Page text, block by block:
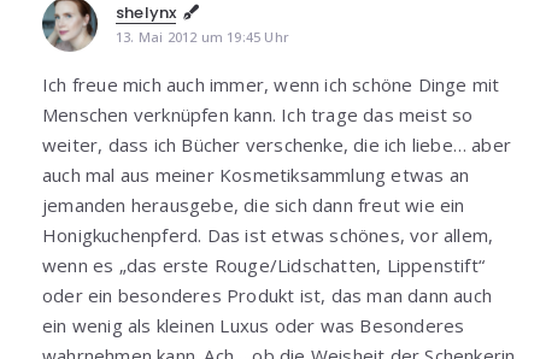
shelynx
13. Mai 2012 um 19:45 Uhr
Ich freue mich auch immer, wenn ich schöne Dinge mit
Menschen verknüpfen kann. Ich trage das meist so
weiter, dass ich Bücher verschenke, die ich liebe… aber
auch mal aus meiner Kosmetiksammlung etwas an
jemanden herausgebe, die sich dann freut wie ein
Honigkuchenpferd. Das ist etwas schönes, vor allem,
wenn es „das erste Rouge/Lidschatten, Lippenstift“
oder ein besonderes Produkt ist, das man dann auch
ein wenig als kleinen Luxus oder was Besonderes